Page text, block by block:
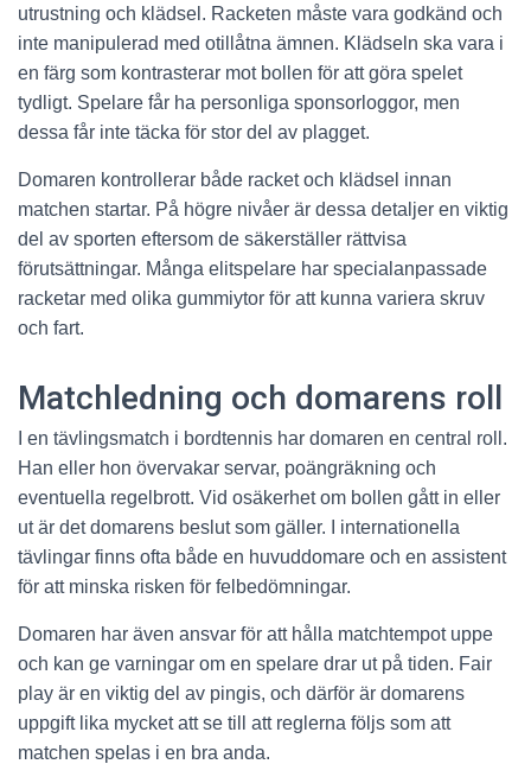
utrustning och klädsel. Racketen måste vara godkänd och
inte manipulerad med otillåtna ämnen. Klädseln ska vara i
en färg som kontrasterar mot bollen för att göra spelet
tydligt. Spelare får ha personliga sponsorloggor, men
dessa får inte täcka för stor del av plagget.
Domaren kontrollerar både racket och klädsel innan
matchen startar. På högre nivåer är dessa detaljer en viktig
del av sporten eftersom de säkerställer rättvisa
förutsättningar. Många elitspelare har specialanpassade
racketar med olika gummiytor för att kunna variera skruv
och fart.
Matchledning och domarens roll
I en tävlingsmatch i bordtennis har domaren en central roll.
Han eller hon övervakar servar, poängräkning och
eventuella regelbrott. Vid osäkerhet om bollen gått in eller
ut är det domarens beslut som gäller. I internationella
tävlingar finns ofta både en huvuddomare och en assistent
för att minska risken för felbedömningar.
Domaren har även ansvar för att hålla matchtempot uppe
och kan ge varningar om en spelare drar ut på tiden. Fair
play är en viktig del av pingis, och därför är domarens
uppgift lika mycket att se till att reglerna följs som att
matchen spelas i en bra anda.